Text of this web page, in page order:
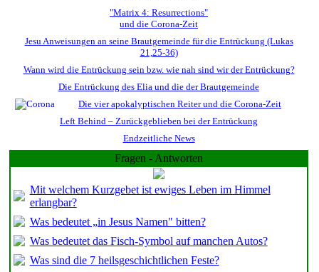
"Matrix 4: Resurrections"
und die Corona-Zeit
Jesu Anweisungen an seine Brautgemeinde für die Entrückung (Lukas
21,25-36)
Wann wird die Entrückung sein bzw. wie nah sind wir der Entrückung?
Die Entrückung des Elia und die der Brautgemeinde
Die vier apokalyptischen Reiter und die Corona-Zeit
Left Behind – Zurückgeblieben bei der Entrückung
Endzeitliche News
Fragen - Antworten
Mit welchem Kurzgebet ist ewiges Leben im Himmel
erlangbar?
Was bedeutet „in Jesus Namen" bitten?
Was bedeutet das Fisch-Symbol auf manchen Autos?
Was sind die 7 heilsgeschichtlichen Feste?